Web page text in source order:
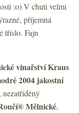
:o) V chuti velmi
příjemná
tříslo. Fajn
vinařství Kraus
2004 jakostní
nezatříděný
Mělnické,